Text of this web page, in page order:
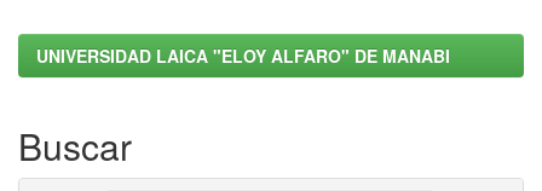
UNIVERSIDAD LAICA "ELOY ALFARO" DE MANABI
Buscar